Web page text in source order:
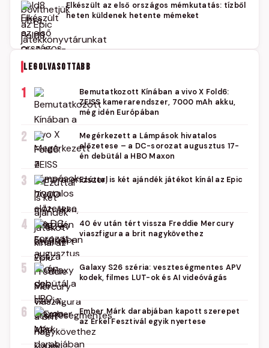
Elkészült az első országos mémkutatás: tízből
heten küldenek hetente mémeket
LEGOLVASOTTABB
1
Bemutatkozott Kínában a vivo X Fold6:
ZEISS kamerarendszer, 7000 mAh akku,
még idén Európában
2
Megérkezett a Lámpások hivatalos
előzetese – a DC-sorozat augusztus 17-
én debütál a HBO Maxon
3 Ezúttal is két ajándék játékot kínál az Epic
4
40 év után tért vissza Freddie Mercury
viaszfigura a brit nagykövethez
5
Galaxy S26 széria: veszteségmentes APV
kodek, filmes LUT-ok és AI videóvágás
6
Ember Márk darabjában kapott szerepet
az Erkel Fesztivál egyik nyertese